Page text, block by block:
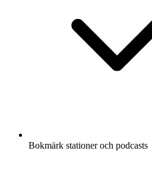
Bokmärk stationer och podcasts